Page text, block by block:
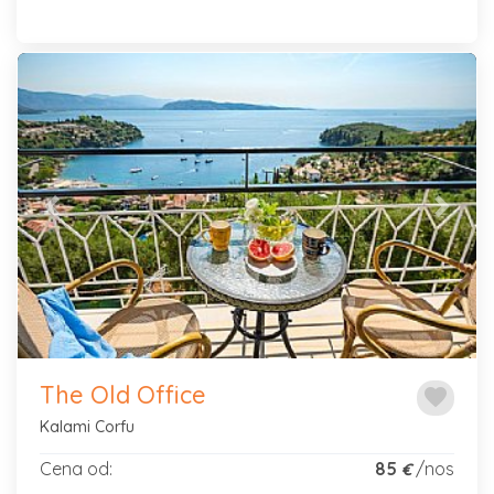
Previous Next
favorite
The Old Office
Kalami Corfu
Cena od: 85 €/nos